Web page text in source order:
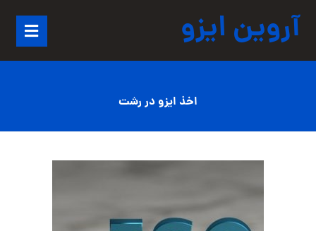
آروین ایزو
اخذ ایزو در رشت